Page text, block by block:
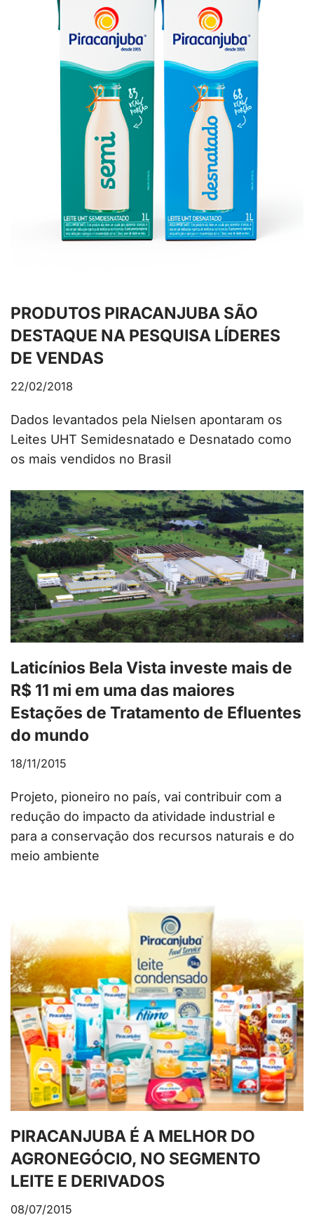
PRODUTOS PIRACANJUBA SÃO
DESTAQUE NA PESQUISA LÍDERES
DE VENDAS
22/02/2018
Dados levantados pela Nielsen apontaram os
Leites UHT Semidesnatado e Desnatado como
os mais vendidos no Brasil
Laticínios Bela Vista investe mais de
R$ 11 mi em uma das maiores
Estações de Tratamento de Efluentes
do mundo
18/11/2015
Projeto, pioneiro no país, vai contribuir com a
redução do impacto da atividade industrial e
para a conservação dos recursos naturais e do
meio ambiente
PIRACANJUBA É A MELHOR DO
AGRONEGÓCIO, NO SEGMENTO
LEITE E DERIVADOS
08/07/2015